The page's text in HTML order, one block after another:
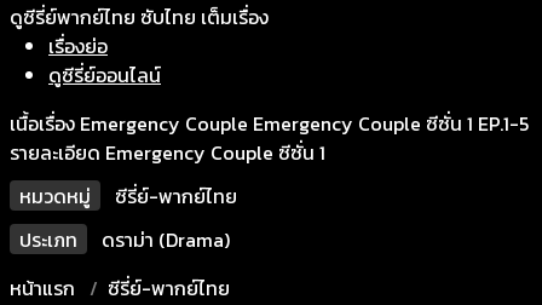
ดูซีรี่ย์พากย์ไทย ซับไทย เต็มเรื่อง
เรื่องย่อ
ดูซีรี่ย์ออนไลน์
เนื้อเรื่อง Emergency Couple Emergency Couple ซีซั่น 1 EP.1-5
รายละเอียด Emergency Couple ซีซั่น 1
หมวดหมู่
ซีรี่ย์-พากย์ไทย
ประเภท
ดราม่า (Drama)
หน้าแรก
ซีรี่ย์-พากย์ไทย